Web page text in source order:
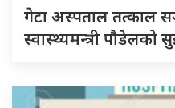
गेटा अस्पताल तत्काल
स्वास्थ्यमन्त्री पौडेलको